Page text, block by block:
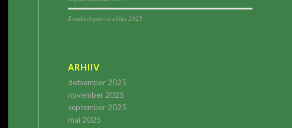
Emakeelepäeva aktus 2025
ARHIIV
detsember 2025
november 2025
september 2025
mai 2025